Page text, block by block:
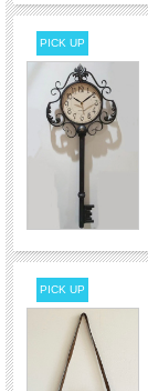
PICK UP
PICK UP